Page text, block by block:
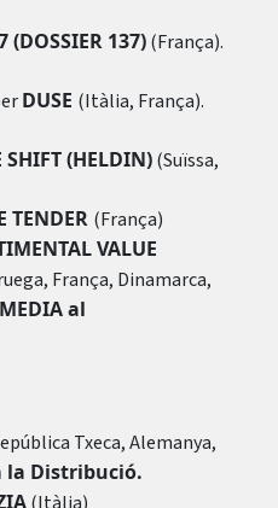
(DOSSIER 137)(França).
DUSE (Itàlia, França).
SHIFT (HELDIN)(Suïssa,
TENDER (França)
VALUE
França, Dinamarca,
al
Txeca, Alemanya,
la Distribució.